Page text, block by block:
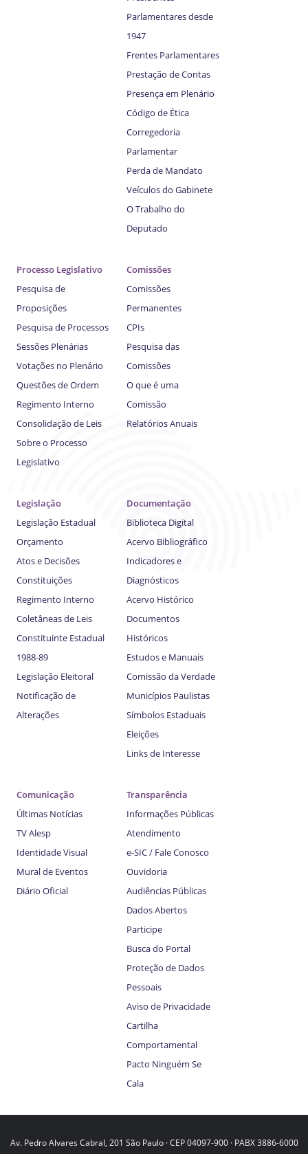
Parlamentares desde
1947
Frentes Parlamentares
Prestação de Contas
Presença em Plenário
Código de Ética
Corregedoria
Parlamentar
Perda de Mandato
Veículos do Gabinete
O Trabalho do
Deputado
Processo Legislativo
Pesquisa de
Proposições
Pesquisa de Processos
Sessões Plenárias
Votações no Plenário
Questões de Ordem
Regimento Interno
Consolidação de Leis
Sobre o Processo
Legislativo
Comissões
Comissões
Permanentes
CPIs
Pesquisa das
Comissões
O que é uma
Comissão
Relatórios Anuais
Legislação
Legislação Estadual
Orçamento
Atos e Decisões
Constituições
Regimento Interno
Coletâneas de Leis
Constituinte Estadual
1988-89
Legislação Eleitoral
Notificação de
Alterações
Documentação
Biblioteca Digital
Acervo Bibliográfico
Indicadores e
Diagnósticos
Acervo Histórico
Documentos
Históricos
Estudos e Manuais
Comissão da Verdade
Municípios Paulistas
Símbolos Estaduais
Eleições
Links de Interesse
Comunicação
Últimas Notícias
TV Alesp
Identidade Visual
Mural de Eventos
Diário Oficial
Transparência
Informações Públicas
Atendimento
e-SIC / Fale Conosco
Ouvidoria
Audiências Públicas
Dados Abertos
Participe
Busca do Portal
Proteção de Dados
Pessoais
Aviso de Privacidade
Cartilha
Comportamental
Pacto Ninguém Se
Cala
Av. Pedro Alvares Cabral, 201 São Paulo · CEP 04097-900 · PABX 3886-6000